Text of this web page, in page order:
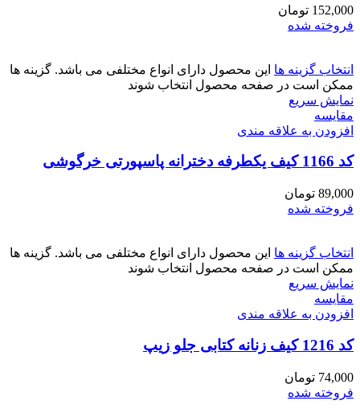
152,000 تومان
فروخته شده
انتخاب گزینه ها این محصول دارای انواع مختلفی می باشد. گزینه ها
ممکن است در صفحه محصول انتخاب شوند
نمایش سریع
مقايسه
افزودن به علاقه مندی
کد 1166 کیف یکطرفه دخترانه پاسپورتی خرگوشی
89,000 تومان
فروخته شده
انتخاب گزینه ها این محصول دارای انواع مختلفی می باشد. گزینه ها
ممکن است در صفحه محصول انتخاب شوند
نمایش سریع
مقايسه
افزودن به علاقه مندی
کد 1216 کیف زنانه کتابی جلو زیپ
74,000 تومان
فروخته شده